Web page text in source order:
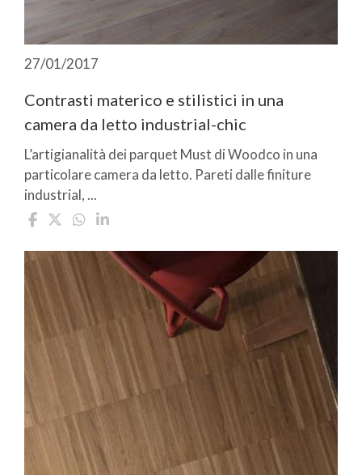
27/01/2017
Contrasti materico e stilistici in una
camera da letto industrial-chic
L’artigianalità dei parquet Must di Woodco in una
particolare camera da letto. Pareti dalle finiture
industrial, ...